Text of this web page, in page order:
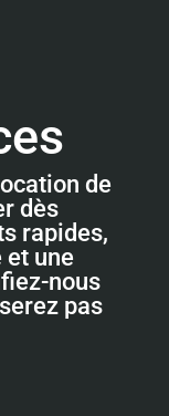
de
dès
rapides,
et une
nous
pas